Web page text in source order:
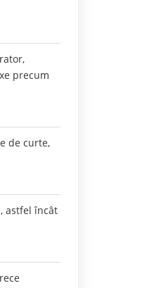
precum
de curte,
astfel încât